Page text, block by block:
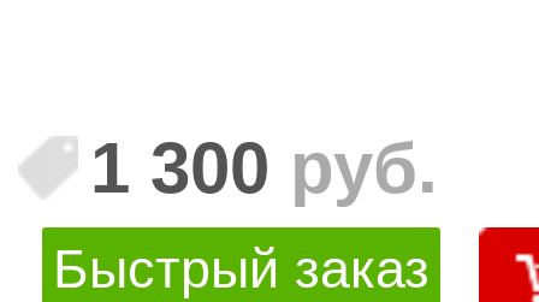
1 300 руб.
Быстрый заказ